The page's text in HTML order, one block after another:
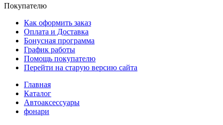
Покупателю
Как оформить заказ
Оплата и Доставка
Бонусная программа
График работы
Помощь покупателю
Перейти на старую версию сайта
Главная
Каталог
Автоаксессуары
фонари